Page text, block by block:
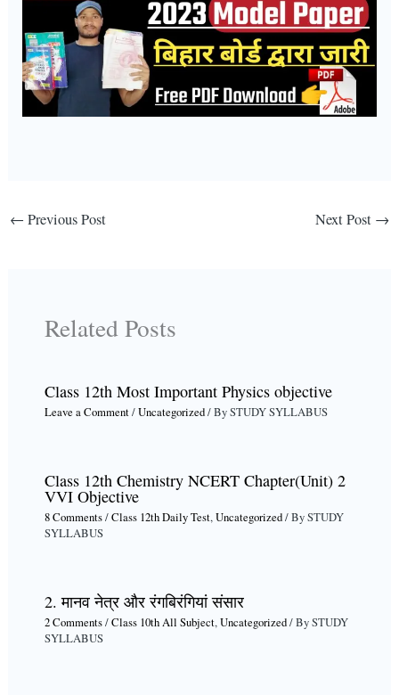
← Previous Post Next Post →
Related Posts
Class 12th Most Important Physics objective
Leave a Comment/Uncategorized/ BySTUDY SYLLABUS
Class 12th Chemistry NCERT Chapter(Unit) 2
VVI Objective
8 Comments/Class 12th Daily Test,Uncategorized/ BySTUDY
SYLLABUS
2. मानव नेत्र और रंगबिरंगियां संसार
2 Comments/Class 10th All Subject,Uncategorized/ BySTUDY
SYLLABUS